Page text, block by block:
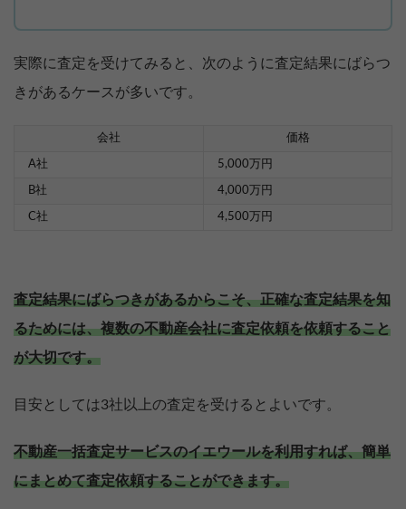
実際に査定を受けてみると、次のように査定結果にばらつ
きがあるケースが多いです。
会社 価格
A社 5,000万円
B社 4,000万円
C社 4,500万円
査定結果にばらつきがあるからこそ、正確な査定結果を知
るためには、複数の不動産会社に査定依頼を依頼すること
が大切です。
目安としては3社以上の査定を受けるとよいです。
不動産一括査定サービスのイエウールを利用すれば、簡単
にまとめて査定依頼することができます。